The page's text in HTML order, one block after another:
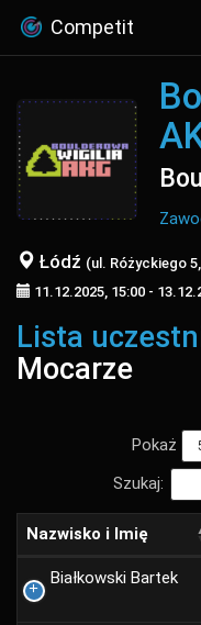
Competit
Łódź (ul. Różyckiego
11.12.2025, 15:00 -
Lista
Mocarze
Pokaż
Szukaj:
Nazwisko i Imię
Białkowski Bartek